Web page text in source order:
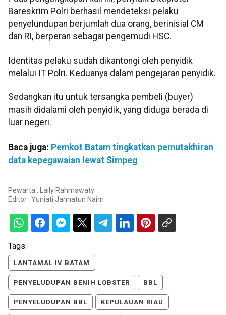
Bareskrim Polri berhasil mendeteksi pelaku
penyelundupan berjumlah dua orang, berinisial CM
dan RI, berperan sebagai pengemudi HSC.
Identitas pelaku sudah dikantongi oleh penyidik
melalui IT Polri. Keduanya dalam pengejaran penyidik.
Sedangkan itu untuk tersangka pembeli (buyer)
masih didalami oleh penyidik, yang diduga berada di
luar negeri.
Baca juga: Pemkot Batam tingkatkan pemutakhiran
data kepegawaian lewat Simpeg
Pewarta : Laily Rahmawaty
Editor : Yuniati Jannatun Naim
Tags:
LANTAMAL IV BATAM
PENYELUDUPAN BENIH LOBSTER BBL
PENYELUDUPAN BBL KEPULAUAN RIAU